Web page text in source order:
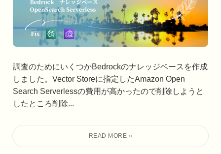
調査のためにいくつかBedrockのナレッジベースを作成
しました。Vector Storeに指定したAmazon Open
Search Serverlessの費用が高かったので削除しようと
したところ削除...